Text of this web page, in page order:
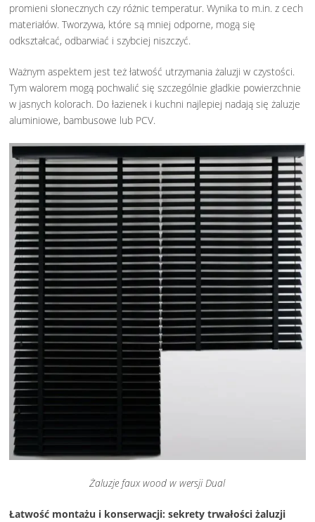
promieni słonecznych czy różnic temperatur. Wynika to m.in. z cech
materiałów. Tworzywa, które są mniej odporne, mogą się
odkształcać, odbarwiać i szybciej niszczyć.
Ważnym aspektem jest też łatwość utrzymania żaluzji w czystości.
Tym walorem mogą pochwalić się szczególnie gładkie powierzchnie
w jasnych kolorach. Do łazienek i kuchni najlepiej nadają się żaluzje
aluminiowe, bambusowe lub PCV.
Żaluzje faux wood w wersji Dual
Łatwość montażu i konserwacji: sekrety trwałości żaluzji